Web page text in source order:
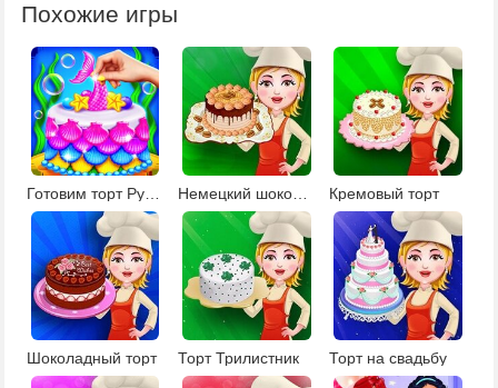
Похожие игры
Готовим торт Русалка Немецкий шоколадный торт Кремовый торт
Шоколадный торт Торт Трилистник Торт на свадьбу